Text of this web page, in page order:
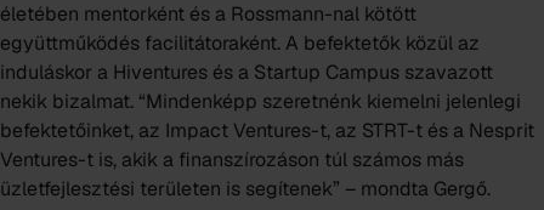
életében mentorként és a Rossmann-nal kötött
együttműködés facilitátoraként. A befektetők közül az
induláskor a Hiventures és a Startup Campus szavazott
nekik bizalmat. “Mindenképp szeretnénk kiemelni jelenlegi
befektetőinket, az Impact Ventures-t, az STRT-t és a Nesprit
Ventures-t is, akik a finanszírozáson túl számos más
üzletfejlesztési területen is segítenek” – mondta Gergő.